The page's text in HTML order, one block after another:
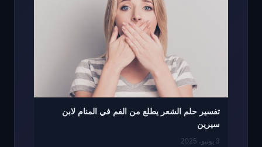
تفسير حلم الشعر يطلع من الفم في المنام لابن
سيرين
3 يونيو، 2025